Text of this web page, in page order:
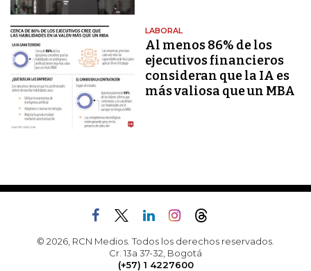
LABORAL
Al menos 86% de los
ejecutivos financieros
consideran que la IA es
más valiosa que un MBA
© 2026, RCN Medios. Todos los derechos reservados.
Cr. 13a 37-32, Bogotá
(+57) 1 4227600